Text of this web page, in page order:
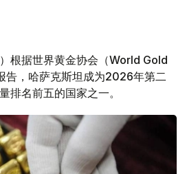
根据世界黄金协会（World Gold
告，哈萨克斯坦成为2026年第二
排名前五的国家之一。